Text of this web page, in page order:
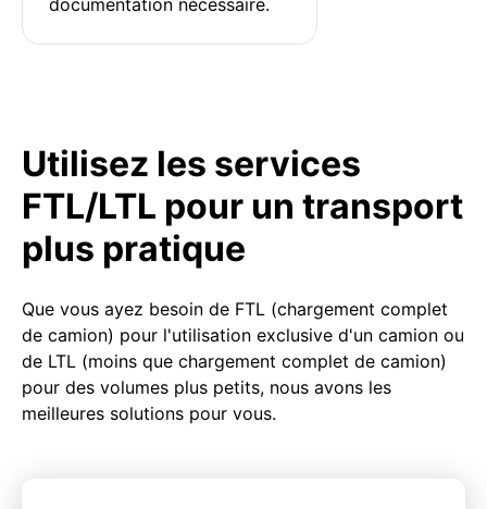
Utilisez les services
FTL/LTL pour un transport
plus pratique
Que vous ayez besoin de FTL (chargement complet
de camion) pour l'utilisation exclusive d'un camion ou
de LTL (moins que chargement complet de camion)
pour des volumes plus petits, nous avons les
meilleures solutions pour vous.